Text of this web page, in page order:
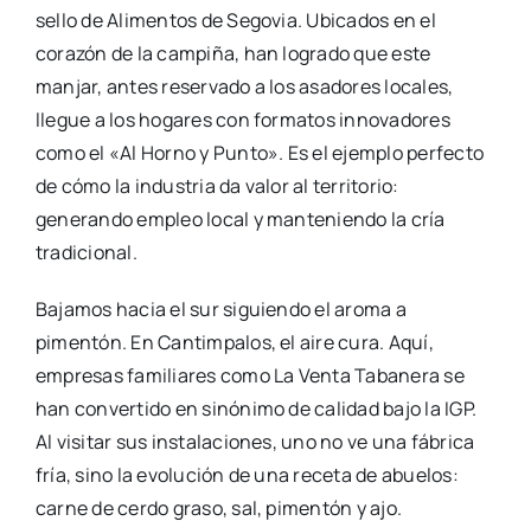
sello de Alimentos de Segovia. Ubicados en el
corazón de la campiña, han logrado que este
manjar, antes reservado a los asadores locales,
llegue a los hogares con formatos innovadores
como el «Al Horno y Punto». Es el ejemplo perfecto
de cómo la industria da valor al territorio:
generando empleo local y manteniendo la cría
tradicional.
Bajamos hacia el sur siguiendo el aroma a
pimentón. En Cantimpalos, el aire cura. Aquí,
empresas familiares como La Venta Tabanera se
han convertido en sinónimo de calidad bajo la IGP.
Al visitar sus instalaciones, uno no ve una fábrica
fría, sino la evolución de una receta de abuelos:
carne de cerdo graso, sal, pimentón y ajo.